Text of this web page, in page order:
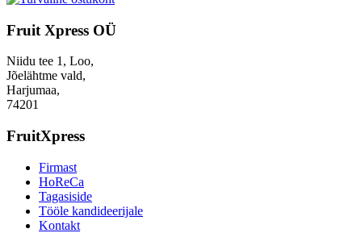
Fruit Xpress OÜ
Niidu tee 1, Loo,
Jõelähtme vald,
Harjumaa,
74201
FruitXpress
Firmast
HoReCa
Tagasiside
Tööle kandideerijale
Kontakt